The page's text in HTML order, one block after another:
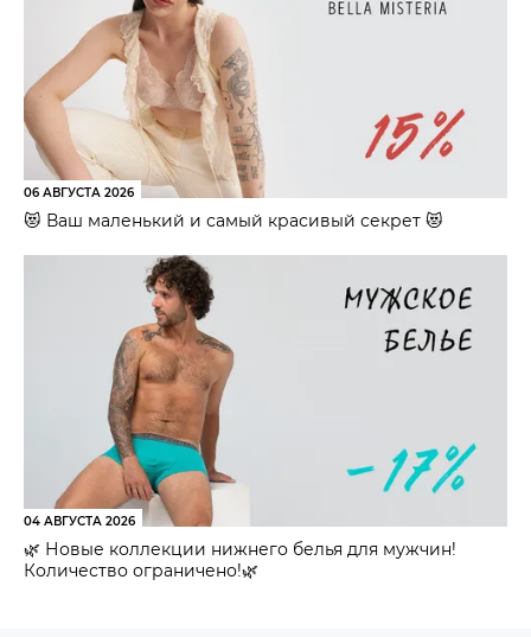
06 АВГУСТА 2026
😻 Ваш маленький и самый красивый секрет 😻
04 АВГУСТА 2026
🌿 Новые коллекции нижнего белья для мужчин!
Количество ограничено!🌿